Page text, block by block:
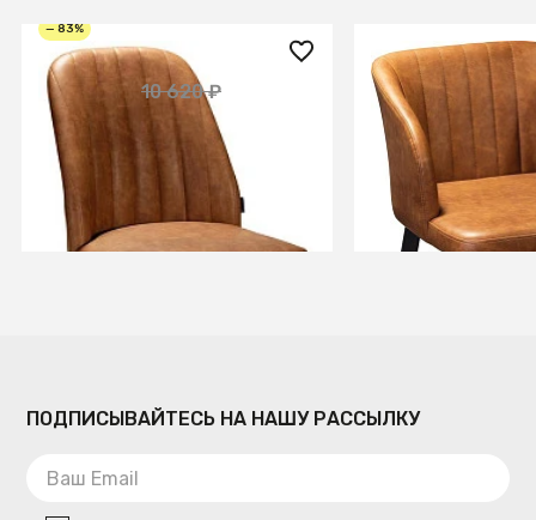
— 83%
1 800 ₽
10 620 ₽
Стул Loft Браун
СООБЩИТЬ О ПОСТУПЛЕНИИ
Временно отсутствует
1 800 ₽
Полукресло
СООБЩИТЬ О
Временно
ПОДПИСЫВАЙТЕСЬ НА НАШУ РАССЫЛКУ